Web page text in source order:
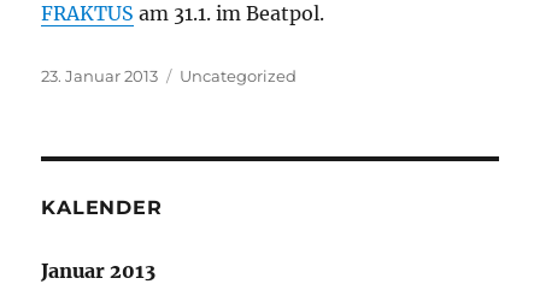
FRAKTUS am 31.1. im Beatpol.
Veröffentlicht
23. Januar 2013 Kategorien
Uncategorized
KALENDER
Januar 2013